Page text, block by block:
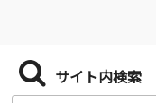
サイト内検索